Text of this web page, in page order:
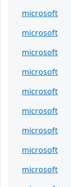
microsoft
microsoft
microsoft
microsoft
microsoft
microsoft
microsoft
microsoft
microsoft